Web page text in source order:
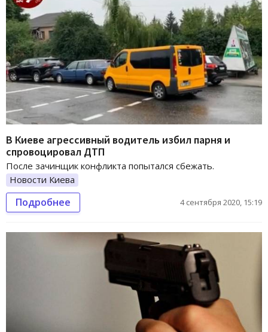
В Киеве агрессивный водитель избил парня и
спровоцировал ДТП
После зачинщик конфликта попытался сбежать.
Новости Киева
Подробнее 4 сентября 2020, 15:19